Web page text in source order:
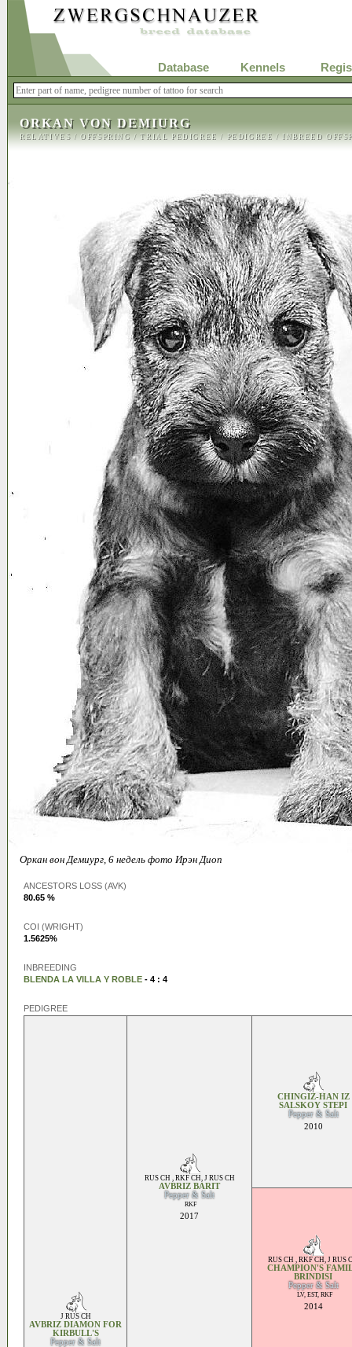
Database Kennels
ORKAN VON DEMIURG
RELATIVES/OFFSPRING/TRIAL PEDIGREE/PEDIGREE/INBREED
Оркан вон Демиург, 6 недель фото Ирэн Диоп
ANCESTORS LOSS (AVK)
80.65 %
COI (WRIGHT)
1.5625%
INBREEDING
BLENDA LA VILLA Y ROBLE - 4 : 4
PEDIGREE
J RUS CH
AVBRIZ DIAMON FOR
KIRBULL'S
Pepper & Salt
RUS CH , RKF CH, J RUS CH
AVBRIZ BARIT
Pepper & Salt
RKF
2017
CHINGIZ-HAN IZ
SALSKOY STEPI
Pepper & Salt
2010
RUS CH , RKF CH, J RUS
CHAMPION'S
BRINDISI
Pepper & Salt
LV, EST, RKF
2014